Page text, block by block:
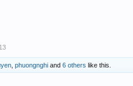
phuongnghi and 6 others like this.